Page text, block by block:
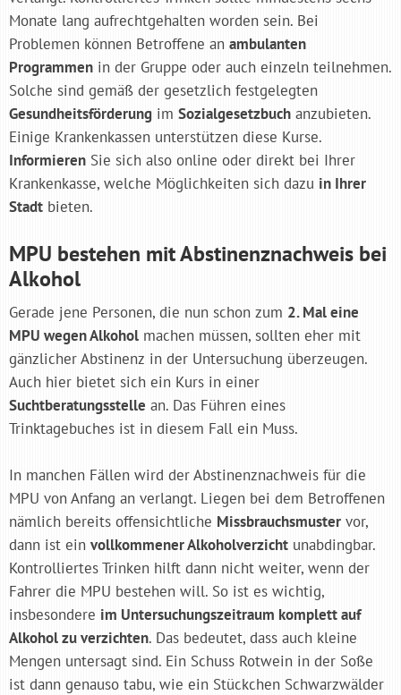
Monate lang aufrechtgehalten worden sein. Bei
Problemen können Betroffene an ambulanten
Programmen in der Gruppe oder auch einzeln teilnehmen.
Solche sind gemäß der gesetzlich festgelegten
Gesundheitsförderung im Sozialgesetzbuch anzubieten.
Einige Krankenkassen unterstützen diese Kurse.
Informieren Sie sich also online oder direkt bei Ihrer
Krankenkasse, welche Möglichkeiten sich dazu in Ihrer
Stadt bieten.
MPU bestehen mit Abstinenznachweis bei
Alkohol
Gerade jene Personen, die nun schon zum 2. Mal eine
MPU wegen Alkohol machen müssen, sollten eher mit
gänzlicher Abstinenz in der Untersuchung überzeugen.
Auch hier bietet sich ein Kurs in einer
Suchtberatungsstelle an. Das Führen eines
Trinktagebuches ist in diesem Fall ein Muss.
In manchen Fällen wird der Abstinenznachweis für die
MPU von Anfang an verlangt. Liegen bei dem Betroffenen
nämlich bereits offensichtliche Missbrauchsmuster vor,
dann ist ein vollkommener Alkoholverzicht unabdingbar.
Kontrolliertes Trinken hilft dann nicht weiter, wenn der
Fahrer die MPU bestehen will. So ist es wichtig,
insbesondere im Untersuchungszeitraum komplett auf
Alkohol zu verzichten. Das bedeutet, dass auch kleine
Mengen untersagt sind. Ein Schuss Rotwein in der Soße
ist dann genauso tabu, wie ein Stückchen Schwarzwälder